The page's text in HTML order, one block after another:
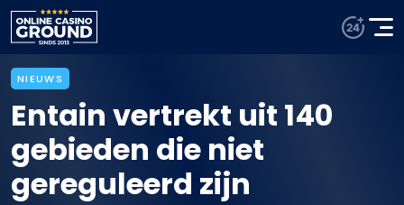
NIEUWS
Entain vertrekt uit 140
gebieden die niet
gereguleerd zijn